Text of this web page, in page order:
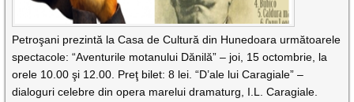
Petroşani prezintă la Casa de Cultură din Hunedoara următoarele
spectacole: “Aventurile motanului Dănilă” – joi, 15 octombrie, la
orele 10.00 şi 12.00. Preţ bilet: 8 lei. “D’ale lui Caragiale” –
dialoguri celebre din opera marelui dramaturg, I.L. Caragiale.